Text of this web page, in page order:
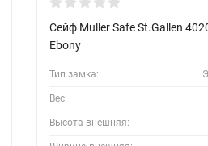
Сейф Muller Safe St.Gallen
Ebony
Тип замка:
Вес:
Высота внешняя: